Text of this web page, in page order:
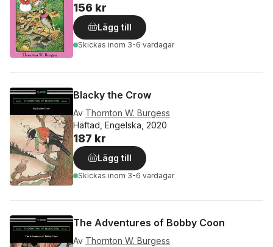
156 kr
Lägg till
Skickas inom 3-6 vardagar
Blacky the Crow
Av Thornton W. Burgess
Häftad, Engelska, 2020
187 kr
Lägg till
Skickas inom 3-6 vardagar
The Adventures of Bobby Coon
Av Thornton W. Burgess